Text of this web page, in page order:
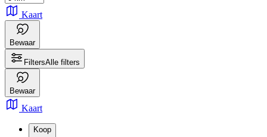
Kaart
Bewaar
FiltersAlle filters
Bewaar
Kaart
Koop